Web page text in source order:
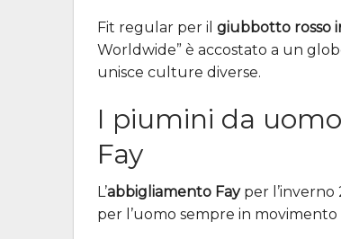
Fit regular per il giubbotto rosso
Worldwide” è accostato a un
unisce culture diverse.
I piumini da
Fay
L’abbigliamento Fayper l’inverno
per l’uomo sempre in